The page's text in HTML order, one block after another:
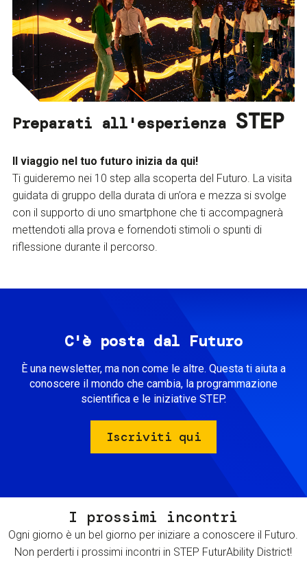
Preparati all'esperienza STEP
Il viaggio nel tuo futuro inizia da qui!
Ti guideremo nei 10 step alla scoperta del Futuro. La visita
guidata di gruppo della durata di un’ora e mezza si svolge
con il supporto di uno smartphone che ti accompagnerà
mettendoti alla prova e fornendoti stimoli o spunti di
riflessione durante il percorso.
C'è posta dal Futuro
È una newsletter, ma non come le altre. Questa ti aiuta a
conoscere il mondo che cambia, la programmazione
scientifica e le iniziative STEP.
Iscriviti qui
I prossimi incontri
Ogni giorno è un bel giorno per iniziare a conoscere il Futuro.
Non perderti i prossimi incontri in STEP FuturAbility District!